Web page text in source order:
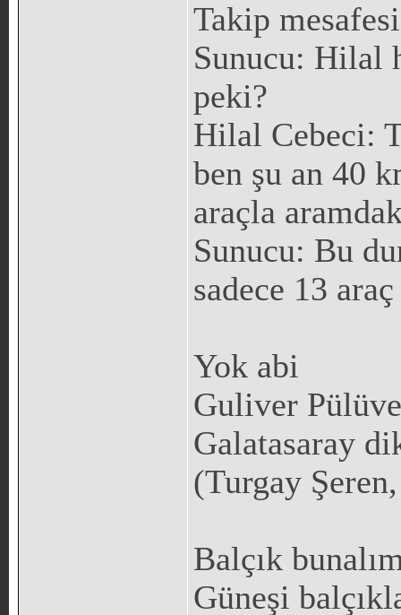
Takip mesafesi
Sunucu: Hilal
peki?
Hilal Cebeci:
ben şu an 40
araçla
Sunucu: Bu
sadece 13
Yok abi
Guliver
Galatasaray
(Turgay
Balçık
Güneşi